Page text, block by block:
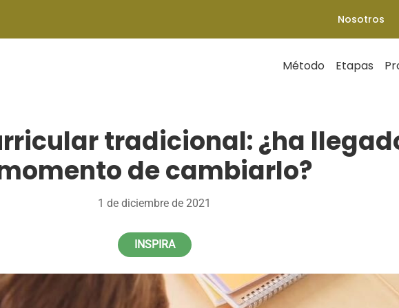
Nosotros
Método Etapas
tradicional: ¿ha
de cambiarlo?
1 de diciembre de 2021
INSPIRA